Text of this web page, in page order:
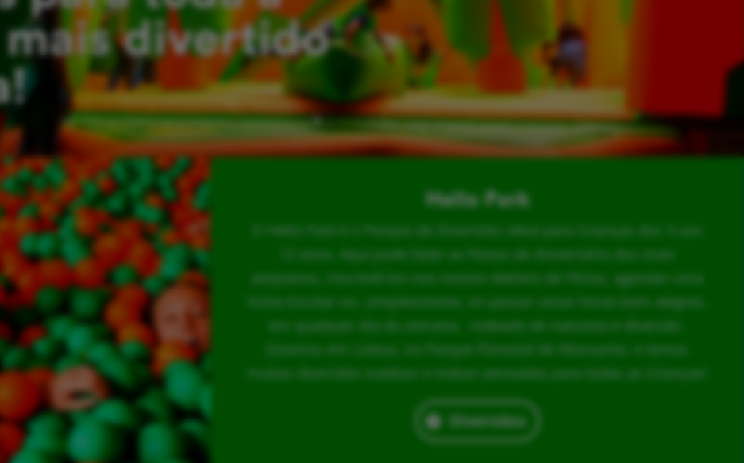
divertido
Hello Park
O Hello Park é o Parque de Diversões ideal para Crianças dos 3 aos
12 anos. Aqui pode fazer as Festas de Aniversário dos mais
pequenos, inscrevê-los nos nossos Ateliers de Férias, agendar uma
Visita Escolar ou, simplesmente, vir passar umas horas bem alegres,
em qualquer dia da semana, rodeado de natureza e diversão.
Estamos em Lisboa, no Parque Florestal de Monsanto, e temos
muitas diversões outdoor e indoor pensadas para todas as Crianças!
Diversões